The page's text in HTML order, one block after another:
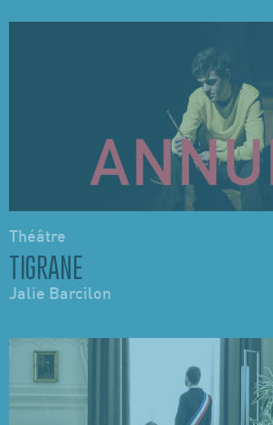
Théâtre
TIGRANE
Jalie Barcilon